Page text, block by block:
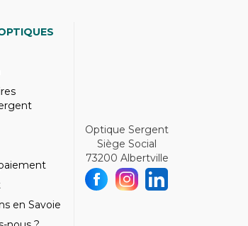
en Savoie
Optique Sergent
Siège Social
73200 Albertville